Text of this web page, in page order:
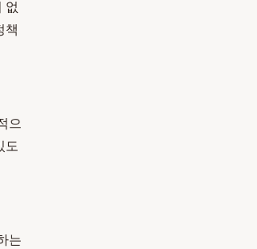
없
책
으
도
는